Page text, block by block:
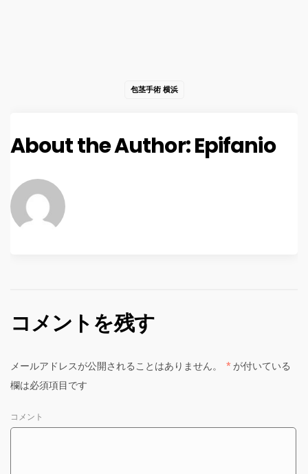
包茎手術 横浜
About the Author:Epifanio
コメントを残す
メールアドレスが公開されることはありません。 * が付いている
欄は必須項目です
コメント